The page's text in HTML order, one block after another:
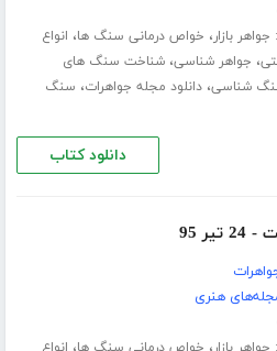
جواهر بازار، خواص درمانی سنگ ها، انواع
، جواهر شناسی،شناخت سنگ های
شناسی،دانلود مجله جواهرات، سنگ
دانلود کتاب
95
هنری